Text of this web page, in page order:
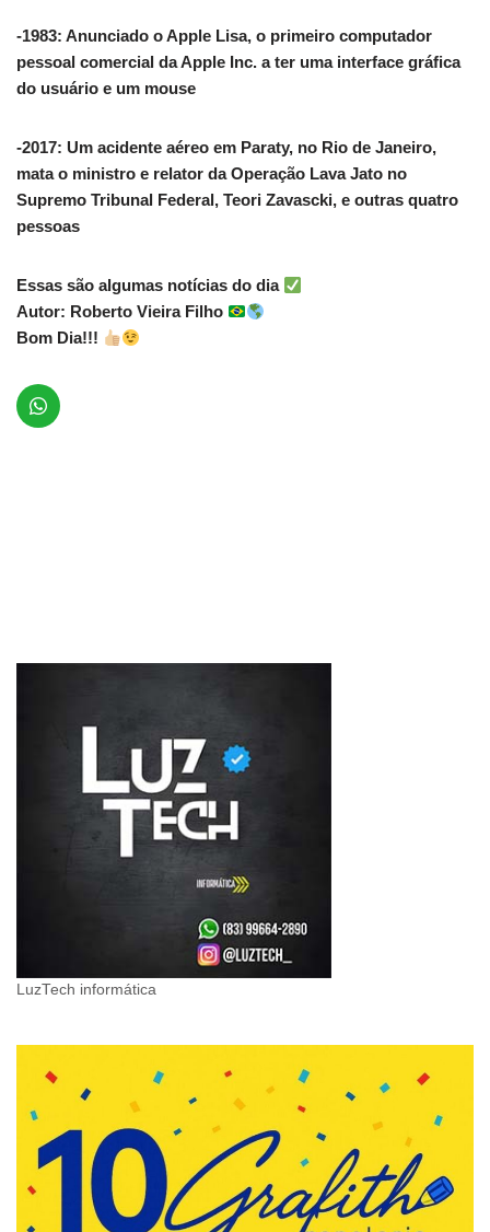
-1983: Anunciado o Apple Lisa, o primeiro computador
pessoal comercial da Apple Inc. a ter uma interface gráfica
do usuário e um mouse
-2017: Um acidente aéreo em Paraty, no Rio de Janeiro,
mata o ministro e relator da Operação Lava Jato no
Supremo Tribunal Federal, Teori Zavascki, e outras quatro
pessoas
Essas são algumas notícias do dia
Autor: Roberto Vieira Filho
Bom Dia!!!
LuzTech informática